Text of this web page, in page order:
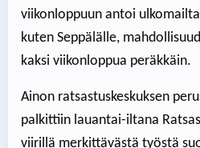
viikonloppuun antoi
kuten Seppälälle,
kaksi viikonloppua peräkkäin.
Ainon ratsastuskeskuksen
palkittiin lauantai-iltana
viirillä merkittävästä työstä